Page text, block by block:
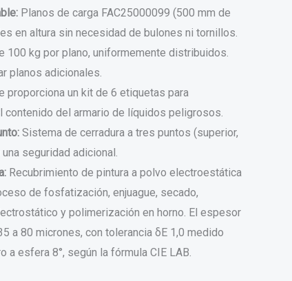
Planos de carga FAC25000099 (500 mm de
en altura sin necesidad de bulones ni tornillos.
100 kg por plano, uniformemente distribuidos.
planos adicionales.
proporciona un kit de 6 etiquetas para
contenido del armario de líquidos peligrosos.
Sistema de cerradura a tres puntos (superior,
seguridad adicional.
Recubrimiento de pintura a polvo electroestática
de fosfatización, enjuague, secado,
y polimerización en horno. El espesor
a 80 micrones, con tolerancia δE 1,0 medido
esfera 8°, según la fórmula CIE LAB.